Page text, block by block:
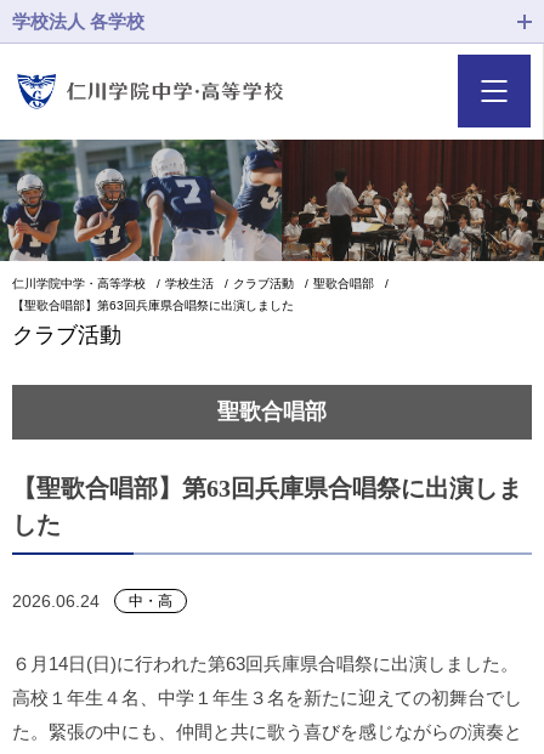
学校法人 各学校
仁川学院中学・高等学校 学校生活 クラブ活動
聖歌合唱部
【聖歌合唱部】第63回兵庫県合唱祭に出演しました
クラブ活動
聖歌合唱部
【聖歌合唱部】第63回兵庫県合唱祭に出演しま
した
2026.06.24 中・高
６月14日(日)に行われた第63回兵庫県合唱祭に出演しました。
高校１年生４名、中学１年生３名を新たに迎えての初舞台でし
た。緊張の中にも、仲間と共に歌う喜びを感じながらの演奏と